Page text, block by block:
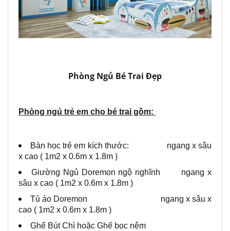
Phòng Ngủ Bé Trai Đẹp
Phòng ngủ trẻ em cho bé trai gồm:
Bàn học trẻ em kích thước: ngang x sâu
x cao ( 1m2 x 0.6m x 1.8m )
Giường Ngủ Doremon ngộ nghĩnh ngang x
sâu x cao ( 1m2 x 0.6m x 1.8m )
Tủ áo Doremon ngang x sâu x
cao ( 1m2 x 0.6m x 1.8m )
Ghế Bút Chì hoặc Ghế bọc nệm